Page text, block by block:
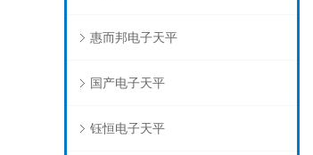
惠而邦电子天平
国产电子天平
钰恒电子天平